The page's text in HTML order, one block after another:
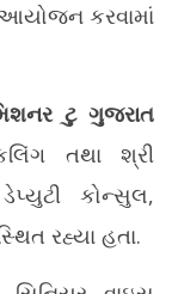
4,
કરવામાં
ટુ ગુજરાત
તથા શ્રી
કોન્સુલ,
રહ્યા હતા.